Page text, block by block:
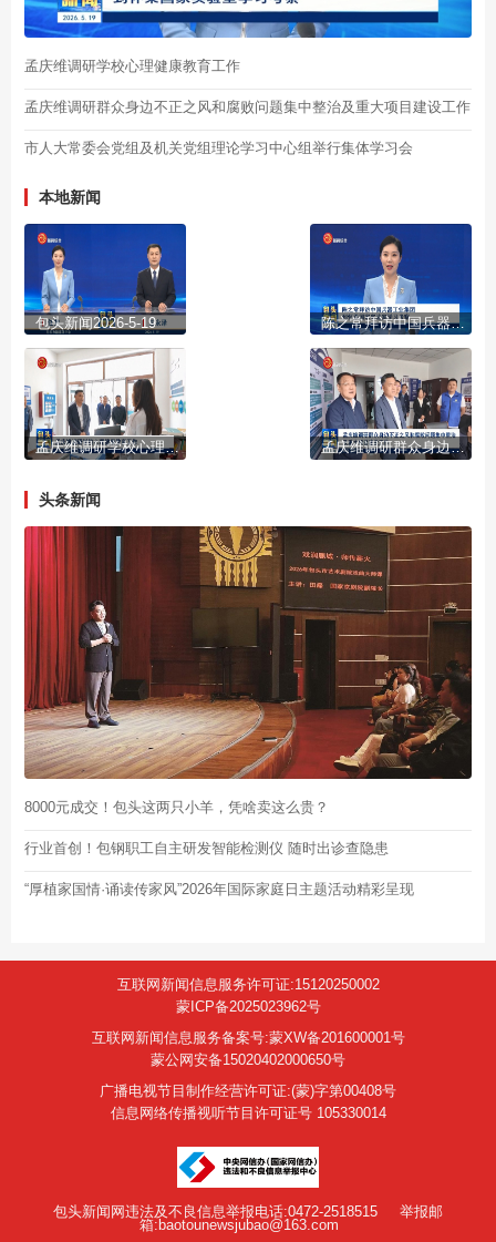
孟庆维调研学校心理健康教育工作
孟庆维调研群众身边不正之风和腐败问题集中整治及重大项目建设工作
市人大常委会党组及机关党组理论学习中心组举行集体学习会
本地新闻
包头新闻2026-5-19 陈之常拜访中国兵器工业集团 到怀柔国家实验室学习考察
孟庆维调研学校心理健康教育工作 孟庆维调研群众身边不正之风和腐败问题集中整治及重大项目建设工作
头条新闻
8000元成交！包头这两只小羊，凭啥卖这么贵？
行业首创！包钢职工自主研发智能检测仪 随时出诊查隐患
“厚植家国情·诵读传家风”2026年国际家庭日主题活动精彩呈现
互联网新闻信息服务许可证:15120250002
蒙ICP备2025023962号
互联网新闻信息服务备案号:蒙XW备201600001号
蒙公网安备15020402000650号
广播电视节目制作经营许可证:(蒙)字第00408号
信息网络传播视听节目许可证号 105330014
包头新闻网违法及不良信息举报电话:0472-2518515
举报邮
箱:baotounewsjubao@163.com